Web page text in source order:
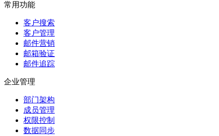
常用功能
客户搜索
客户管理
邮件营销
邮箱验证
邮件追踪
企业管理
部门架构
成员管理
权限控制
数据同步